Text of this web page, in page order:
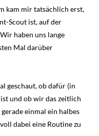
kam mir tatsächlich erst,
Scout ist, auf der
haben uns lange
Mal darüber
geschaut, ob dafür (in
und ob wir das zeitlich
einmal ein halbes
dabei eine Routine zu